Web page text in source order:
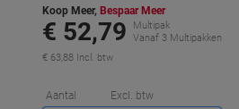
Koop Meer, Bespaar Meer
€ 52,79
Multipak
Vanaf 3 Multipakken
€ 63,88 Incl. btw
Aantal Excl. btw